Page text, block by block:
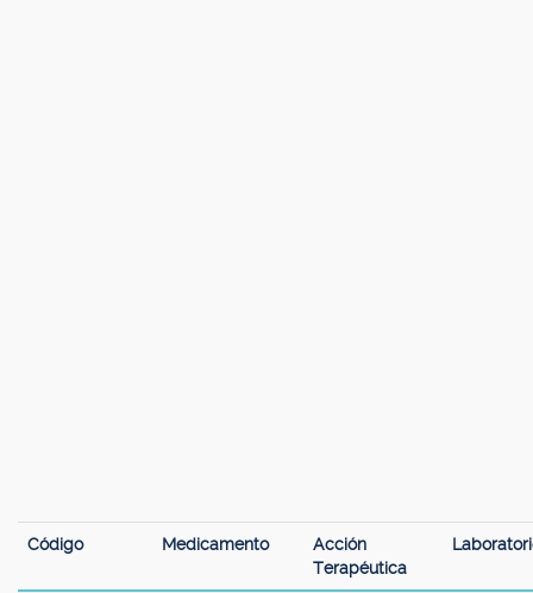
Código Medicamento
Acción
Terapéutica